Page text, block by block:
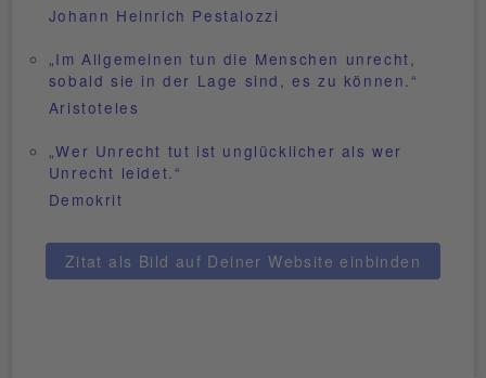
Johann Heinrich Pestalozzi
„Im Allgemeinen tun die Menschen unrecht,
sobald sie in der Lage sind, es zu können.“
Aristoteles
„Wer Unrecht tut ist unglücklicher als wer
Unrecht leidet.“
Demokrit
Zitat als Bild auf Deiner Website einbinden